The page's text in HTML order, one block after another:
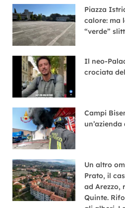
Piazza
calore: ma
“verde”
Il neo-
crociata
Campi
Un altro
Prato, il
ad Arezzo,
Quinte.